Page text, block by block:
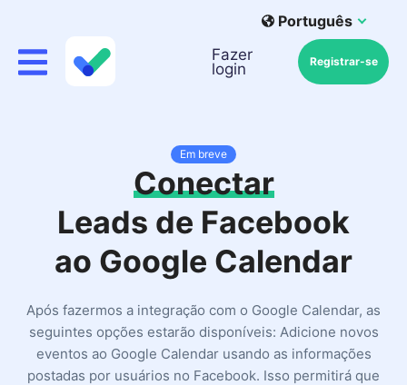
Português
Fazer
login
Registrar-se
Em breve
Conectar
Leads de Facebook
ao Google Calendar
Após fazermos a integração com o Google Calendar, as
seguintes opções estarão disponíveis: Adicione novos
eventos ao Google Calendar usando as informações
postadas por usuários no Facebook. Isso permitirá que